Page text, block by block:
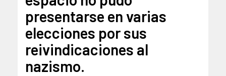
presentarse en varias
elecciones por sus
reivindicaciones al
nazismo.